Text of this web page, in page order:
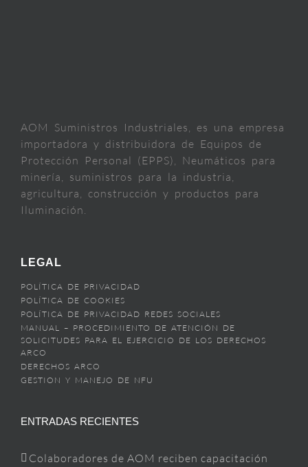
AOM Suministros Industriales, es una empresa
importadora y distribuidora de Equipos de
Protección Personal (EPPS), Neumáticos para
minería, suministros para la industria,
agricultura, construcción y productos para
Iluminación.
LEGAL
POLÍTICA DE PRIVACIDAD
POLÍTICA DE COOKIES
POLÍTICA DE PRIVACIDAD REDES SOCIALES
MANUAL – PROCEDIMIENTO DE ATENCIÓN DE
SOLICITUDES PARA EL EJERCICIO DE LOS DERECHOS
ARCO
DERECHOS ARCO
GESTION Y MANEJO DE NFU
ENTRADAS RECIENTES
Colaboradores de AOM reciben capacitación